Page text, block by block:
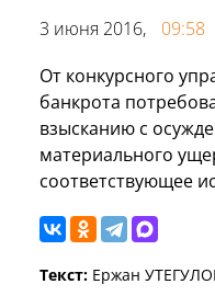
3 июня 2016,
09:58
От конкурсного
банкрота
взысканию с
материального
соответствующее
Текст: Ержан